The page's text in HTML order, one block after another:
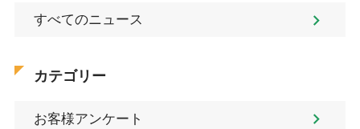
すべてのニュース
カテゴリー
お客様アンケート